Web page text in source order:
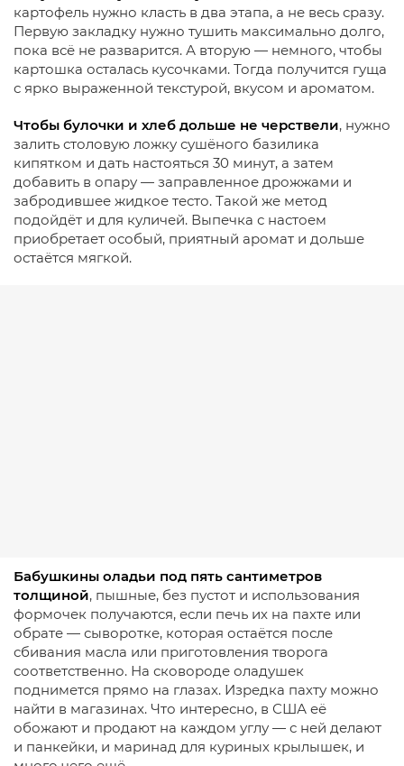
картофель нужно класть в два этапа, а не весь сразу.
Первую закладку нужно тушить максимально долго,
пока всё не разварится. А вторую — немного, чтобы
картошка осталась кусочками. Тогда получится гуща
с ярко выраженной текстурой, вкусом и ароматом.
Чтобы булочки и хлеб дольше не черствели, нужно
залить столовую ложку сушёного базилика
кипятком и дать настояться 30 минут, а затем
добавить в опару — заправленное дрожжами и
забродившее жидкое тесто. Такой же метод
подойдёт и для куличей. Выпечка с настоем
приобретает особый, приятный аромат и дольше
остаётся мягкой.
Бабушкины оладьи под пять сантиметров
толщиной, пышные, без пустот и использования
формочек получаются, если печь их на пахте или
обрате — сыворотке, которая остаётся после
сбивания масла или приготовления творога
соответственно. На сковороде оладушек
поднимется прямо на глазах. Изредка пахту можно
найти в магазинах. Что интересно, в США её
обожают и продают на каждом углу — с ней делают
и панкейки, и маринад для куриных крылышек, и